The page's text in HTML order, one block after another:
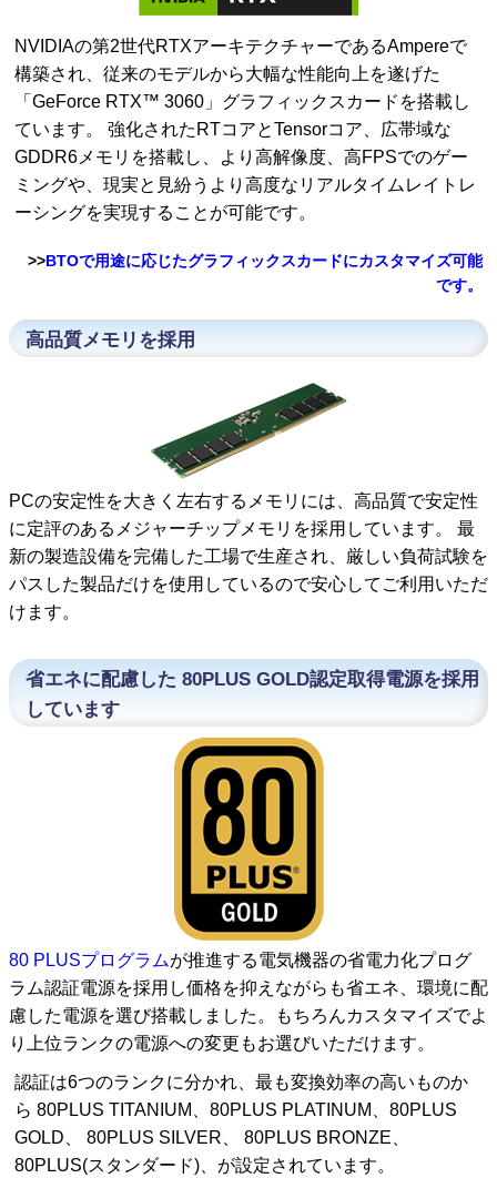
NVIDIAの第2世代RTXアーキテクチャーであるAmpereで
構築され、従来のモデルから大幅な性能向上を遂げた
「GeForce RTX™ 3060」グラフィックスカードを搭載し
ています。 強化されたRTコアとTensorコア、広帯域な
GDDR6メモリを搭載し、より高解像度、高FPSでのゲー
ミングや、現実と見紛うより高度なリアルタイムレイトレ
ーシングを実現することが可能です。
>>BTOで用途に応じたグラフィックスカードにカスタマイズ可能
です。
高品質メモリを採用
PCの安定性を大きく左右するメモリには、高品質で安定性
に定評のあるメジャーチップメモリを採用しています。 最
新の製造設備を完備した工場で生産され、厳しい負荷試験を
パスした製品だけを使用しているので安心してご利用いただ
けます。
省エネに配慮した 80PLUS GOLD認定取得電源を採用
しています
80 PLUSプログラムが推進する電気機器の省電力化プログ
ラム認証電源を採用し価格を抑えながらも省エネ、環境に配
慮した電源を選び搭載しました。もちろんカスタマイズでよ
り上位ランクの電源への変更もお選びいただけます。
認証は6つのランクに分かれ、最も変換効率の高いものか
ら 80PLUS TITANIUM、80PLUS PLATINUM、80PLUS
GOLD、 80PLUS SILVER、 80PLUS BRONZE、
80PLUS(スタンダード)、が設定されています。